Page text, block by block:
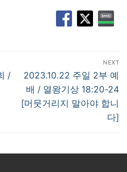
/
NEXT
Next
post:
2023.10.22 주일 2부 예
배 / 열왕기상 18:20-24
[머뭇거리지 말아야 합니
다]